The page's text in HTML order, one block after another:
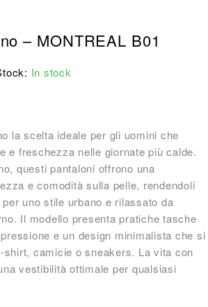
– MONTREAL B01
In stock
la scelta ideale per gli uomini che
e freschezza nelle giornate più calde.
questi pantaloni offrono una
e comodità sulla pelle, rendendoli
per uno stile urbano e rilassato da
Il modello presenta pratiche tasche
e un design minimalista che si
shirt, camicie o sneakers. La vita con
vestibilità ottimale per qualsiasi